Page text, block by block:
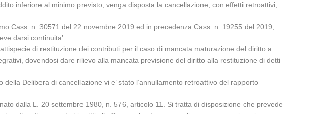
inferiore al minimo previsto, venga disposta la cancellazione, con effetti retroattivi,
Cass. n. 30571 del 22 novembre 2019 ed in precedenza Cass. n. 19255 del 2019;
darsi continuita’.
di restituzione dei contributi per il caso di mancata maturazione del diritto a
dovendosi dare rilievo alla mancata previsione del diritto alla restituzione di detti
Delibera di cancellazione vi e’ stato l’annullamento retroattivo del rapporto
dalla L. 20 settembre 1980, n. 576, articolo 11. Si tratta di disposizione che prevede